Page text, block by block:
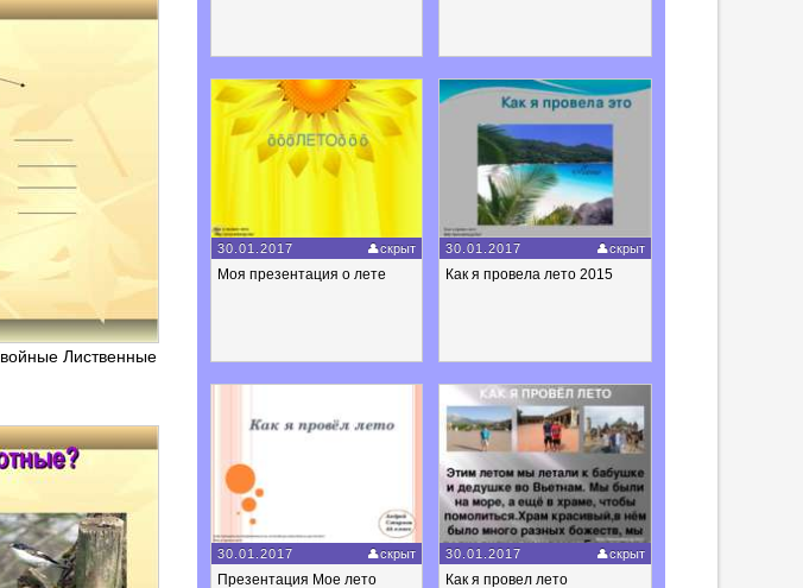
Лиственные
30.01.2017 скрыт
Моя презентация о лете
30.01.2017 скрыт
Как я провела лето 2015
30.01.2017 скрыт
Презентация Мое лето
30.01.2017 скрыт
Как я провел лето